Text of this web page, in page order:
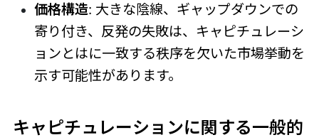
価格構造: 大きな陰線、ギャップダウンでの
寄り付き、反発の失敗は、キャピチュレーシ
ョンとはに一致する秩序を欠いた市場挙動を
示す可能性があります。
キャピチュレーションに関する一般的